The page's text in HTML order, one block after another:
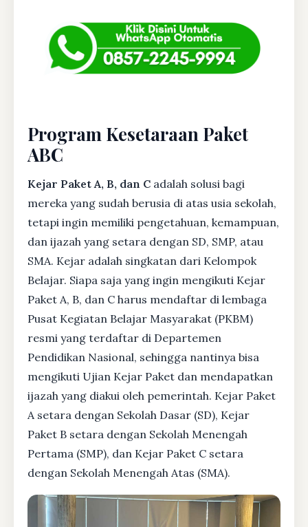
Program Kesetaraan Paket
ABC
Kejar Paket A, B, dan C adalah solusi bagi
mereka yang sudah berusia di atas usia sekolah,
tetapi ingin memiliki pengetahuan, kemampuan,
dan ijazah yang setara dengan SD, SMP, atau
SMA. Kejar adalah singkatan dari Kelompok
Belajar. Siapa saja yang ingin mengikuti Kejar
Paket A, B, dan C harus mendaftar di lembaga
Pusat Kegiatan Belajar Masyarakat (PKBM)
resmi yang terdaftar di Departemen
Pendidikan Nasional, sehingga nantinya bisa
mengikuti Ujian Kejar Paket dan mendapatkan
ijazah yang diakui oleh pemerintah. Kejar Paket
A setara dengan Sekolah Dasar (SD), Kejar
Paket B setara dengan Sekolah Menengah
Pertama (SMP), dan Kejar Paket C setara
dengan Sekolah Menengah Atas (SMA).